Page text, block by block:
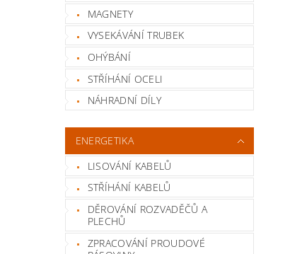
MAGNETY
VYSEKÁVÁNÍ TRUBEK
OHÝBÁNÍ
STŘÍHÁNÍ OCELI
NÁHRADNÍ DÍLY
ENERGETIKA
LISOVÁNÍ KABELŮ
STŘÍHÁNÍ KABELŮ
DĚROVÁNÍ ROZVADĚČŮ A
PLECHŮ
ZPRACOVÁNÍ PROUDOVÉ